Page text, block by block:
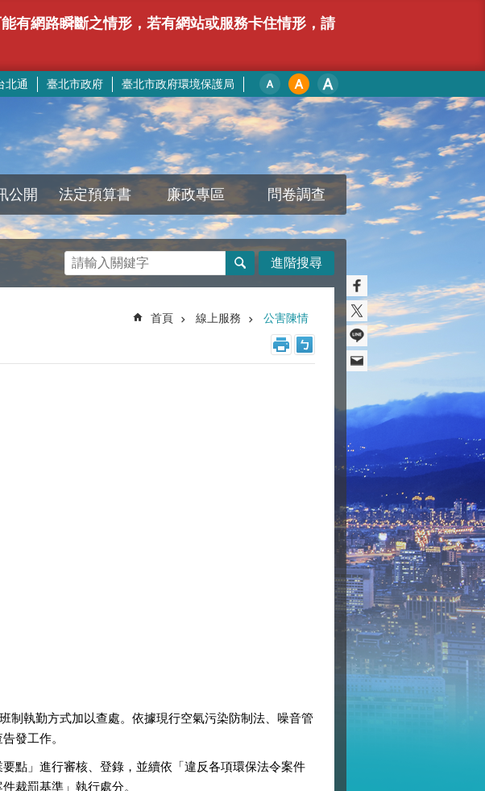
有網路瞬斷之情形，若有網站或服務卡住情形，請
北通 臺北市政府 臺北市政府環境保護局
公開 法定預算書 廉政專區 問卷調查
進階搜尋
首頁 線上服務 公害陳情
制執勤方式加以查處。依據現行空氣污染防制法、噪音管
發工作。
點」進行審核、登錄，並續依「違反各項環保法令案件
裁罰基準」執行處分。